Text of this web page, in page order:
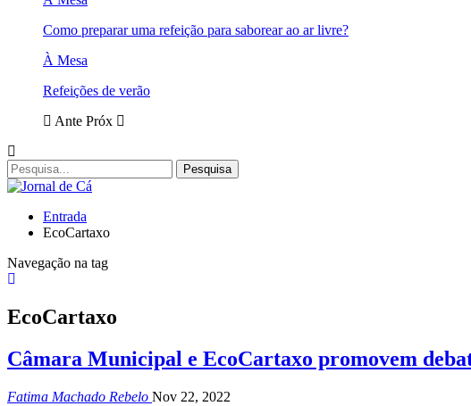
Como preparar uma refeição para saborear ao ar livre?
À Mesa
Refeições de verão
Ante Próx
Entrada
EcoCartaxo
Navegação na tag
EcoCartaxo
Câmara Municipal e EcoCartaxo promovem
Fatima Machado Rebelo Nov 22, 2022